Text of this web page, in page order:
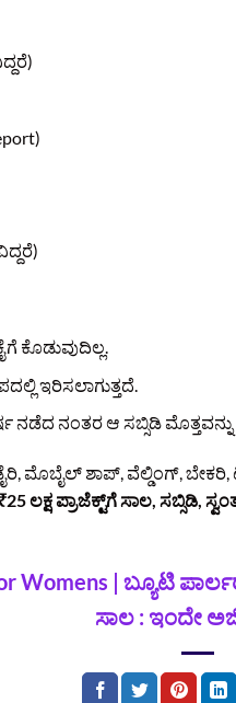
ಕೊಡುವುದಿಲ್ಲ.
ಇರಿಸಲಾಗುತ್ತದೆ.
ನಂತರ ಆ ಸಬ್ಸಿಡಿ ಮೊತ್ತವನ್ನು
ಮೊಬೈಲ್ ಶಾಪ್, ವೆಲ್ಡಿಂಗ್, ಬೇಕರಿ,
ಲಕ್ಷ ಪ್ರಾಜೆಕ್ಟ್‌ಗೆ ಸಾಲ, ಸಬ್ಸಿಡಿ,
Womens | ಬ್ಯೂಟಿ
ಸಾಲ : ಇಂದೇ